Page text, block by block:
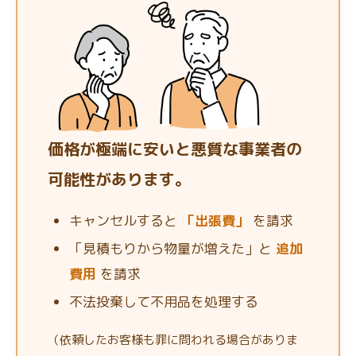
価格が極端に安いと悪質な事業者の
可能性があります。
キャンセルすると 「出張費」
を請求
「見積もりから物量が増えた」と 追加
費用 を請求
不法投棄して不用品を処理する
（依頼したお客様も罪に問われる場合がありま